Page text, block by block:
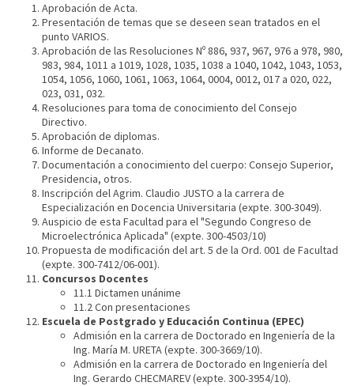
Aprobación de Acta.
Presentación de temas que se deseen sean tratados en el
punto VARIOS.
Aprobación de las Resoluciones Nº 886, 937, 967, 976 a 978, 980,
983, 984, 1011 a 1019, 1028, 1035, 1038 a 1040, 1042, 1043, 1053,
1054, 1056, 1060, 1061, 1063, 1064, 0004, 0012, 017 a 020, 022,
023, 031, 032.
Resoluciones para toma de conocimiento del Consejo
Directivo.
Aprobación de diplomas.
Informe de Decanato.
Documentación a conocimiento del cuerpo: Consejo Superior,
Presidencia, otros.
Inscripción del Agrim. Claudio JUSTO a la carrera de
Especialización en Docencia Universitaria (expte. 300-3049).
Auspicio de esta Facultad para el "Segundo Congreso de
Microelectrónica Aplicada" (expte. 300-4503/10)
Propuesta de modificación del art. 5 de la Ord. 001 de Facultad
(expte. 300-7412/06-001).
Concursos Docentes
11.1 Dictamen unánime
11.2 Con presentaciones
Escuela de Postgrado y Educación Continua (EPEC)
Admisión en la carrera de Doctorado en Ingeniería de la
Ing. María M. URETA (expte. 300-3669/10).
Admisión en la carrera de Doctorado en Ingeniería del
Ing. Gerardo CHECMAREV (expte. 300-3954/10).